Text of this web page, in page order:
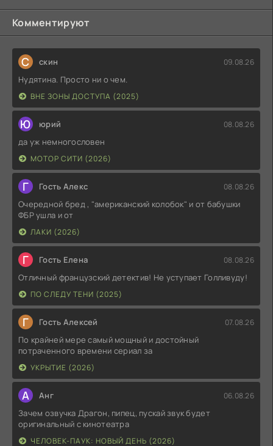
Комментируют
С скин 09.08.26
Нудятина. Просто ни о чем.
ВНЕ ЗОНЫ ДОСТУПА (2025)
Ю юрий 08.08.26
да уж немногословен
МОТОР СИТИ (2026)
Г Гость Алекс 08.08.26
Очередной бред , "американский колобок" и от бабушки
ФБР ушла и от
ЛАКИ (2026)
Г Гость Елена 08.08.26
Отличный французский детектив! Не уступает Голливуду!
ПО СЛЕДУ ТЕНИ (2025)
Г Гость Алексей 07.08.26
По крайней мере самый мощный и достойный
потраченного времени сериал за
УКРЫТИЕ (2026)
А Анг 06.08.26
Зачем озвучка Драгон, пипец, пускай звук будет
оригинальный с кинотеатра
ЧЕЛОВЕК-ПАУК: НОВЫЙ ДЕНЬ (2026)